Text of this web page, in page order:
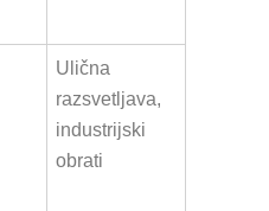
Ulična
razsvetljava,
industrijski
obrati